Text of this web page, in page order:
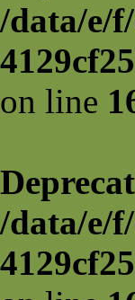
/data/e/
on line
/data/e/